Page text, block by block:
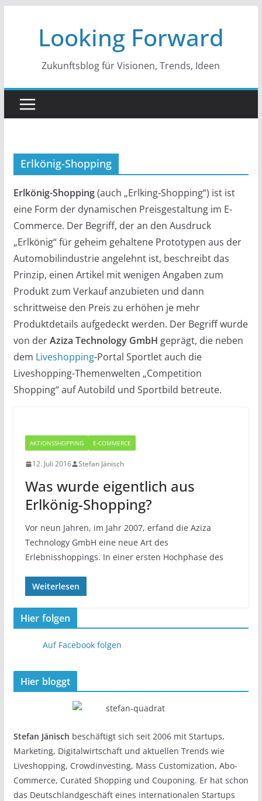
springenLooking Forward
Zukunftsblog für Visionen, Trends, Ideen
Erlkönig-Shopping
Erlkönig-Shopping(auch „Erlking-Shopping“) ist ist
eine Form der dynamischen Preisgestaltung im E-
Commerce. Der Begriff, der an den Ausdruck
„Erlkönig“ für geheim gehaltene Prototypen aus der
Automobilindustrie angelehnt ist, beschreibt das
Prinzip, einen Artikel mit wenigen Angaben zum
Produkt zum Verkauf anzubieten und dann
schrittweise den Preis zu erhöhen je mehr
Produktdetails aufgedeckt werden. Der Begriff wurde
von derAziza Technology GmbH geprägt, die neben
dem Liveshopping-Portal Sportlet auch die
Liveshopping-Themenwelten „Competition
Shopping“ auf Autobild und Sportbild betreute.
AKTIONSSHOPPING E-COMMERCE
12. Juli 2016 Stefan Jänisch
Was wurde eigentlich aus
Erlkönig-Shopping?
Vor neun Jahren, im Jahr 2007, erfand die Aziza
Technology GmbH eine neue Art des
Erlebnisshoppings. In einer ersten Hochphase des
Weiterlesen
Hier folgen
Auf Facebook folgen
Hier bloggt
Stefan Jänisch beschäftigt sich seit 2006 mit Startups,
Marketing, Digitalwirtschaft und aktuellen Trends wie
Liveshopping, Crowdinvesting, Mass Customization, Abo-
Commerce, Curated Shopping und Couponing. Er hat schon
das Deutschlandgeschäft eines internationalen Startups